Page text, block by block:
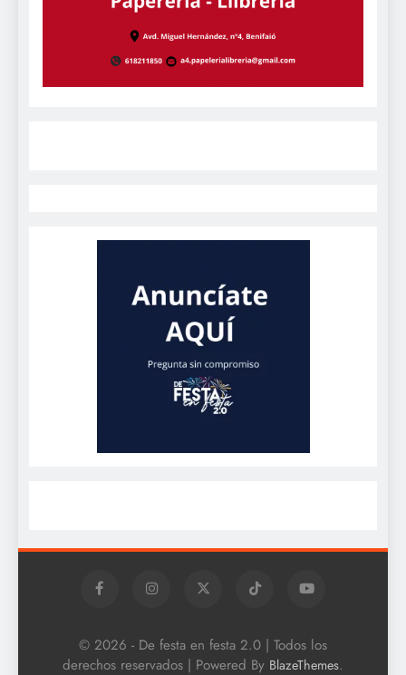
© 2026 - De festa en festa 2.0 | Todos los
derechos reservados | Powered By BlazeThemes.